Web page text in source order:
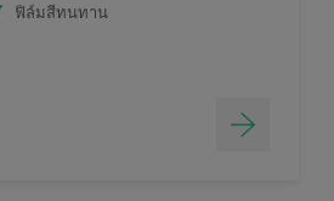
ฟิล์มสีทนทาน